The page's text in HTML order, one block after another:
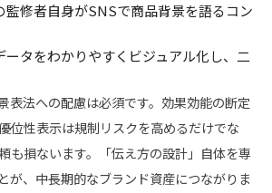
監修者自身がSNSで商品背景を語るコン
ータをわかりやすくビジュアル化し、二
表法への配慮は必須です。効果効能の断定
位性表示は規制リスクを高めるだけでな
も損ないます。「伝え方の設計」自体を専
が、中長期的なブランド資産につながりま